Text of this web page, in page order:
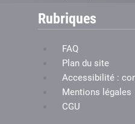
Rubriques
FAQ
Plan du site
Accessibilité :
Mentions légales
CGU